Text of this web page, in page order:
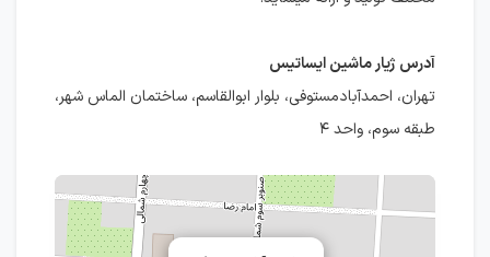
آدرس ژیار ماشین ایساتیس
تهران، احمدآبادمستوفی، بلوار ابوالقاسم، ساختمان الماس شهر،
طبقه سوم، واحد ۴